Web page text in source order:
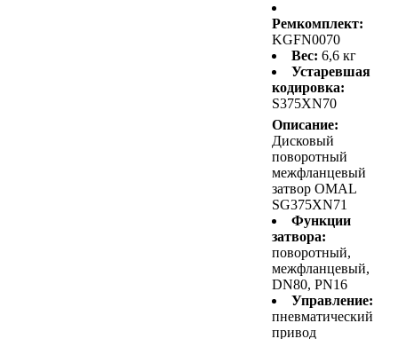
Ремкомплект:
KGFN0070
Вес: 6,6 кг
Устаревшая
кодировка:
S375XN70
Описание:
Дисковый
поворотный
межфланцевый
затвор OMAL
SG375XN71
Функции
затвора:
поворотный,
межфланцевый,
DN80, PN16
Управление:
пневматический
привод